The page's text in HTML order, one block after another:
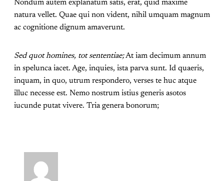
Nondum autem explanatum satis, erat, quid maxime
natura vellet. Quae qui non vident, nihil umquam magnum
ac cognitione dignum amaverunt.
Sed quot homines, tot sententiae;At iam decimum annum
in spelunca iacet. Age, inquies, ista parva sunt. Id quaeris,
inquam, in quo, utrum respondero, verses te huc atque
illuc necesse est. Nemo nostrum istius generis asotos
iucunde putat vivere. Tria genera bonorum;